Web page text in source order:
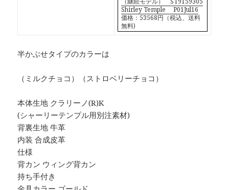
Shirley Temple P01Jul16
価格：53568円（税込、送料
無料)
半かぶせタイプのカラーは
（ミルクチョコ）（ストロベリーチョコ）
本体生地 クラリーノ(R)K
(シャーリーテンプル用別注素材)
背裏生地 牛革
内装 合成皮革
仕様
背カン ウィング背カン
持ち手付き